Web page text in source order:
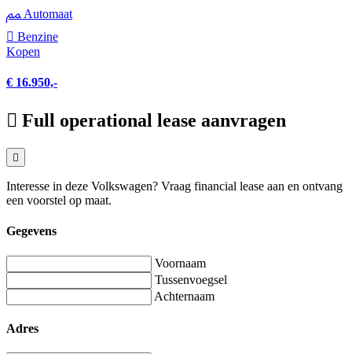
Automaat
Benzine
Kopen
€ 16.950,-
Full operational lease aanvragen
Interesse in deze Volkswagen? Vraag financial lease aan en ontvang
een voorstel op maat.
Gegevens
Voornaam
Tussenvoegsel
Achternaam
Adres